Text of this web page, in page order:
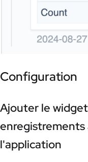
Configuration
Ajouter le
enregistrements
l'application